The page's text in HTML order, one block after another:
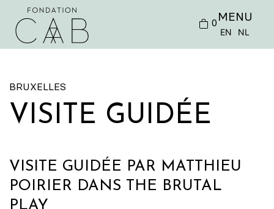
0 MENU
EN NL
BRUXELLES
VISITE GUIDÉE
VISITE GUIDÉE PAR MATTHIEU
POIRIER DANS THE BRUTAL
PLAY